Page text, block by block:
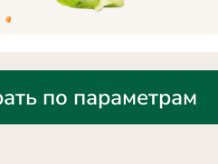
по параметрам